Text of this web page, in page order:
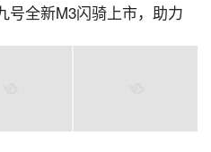
号全新M3闪骑上市，助力